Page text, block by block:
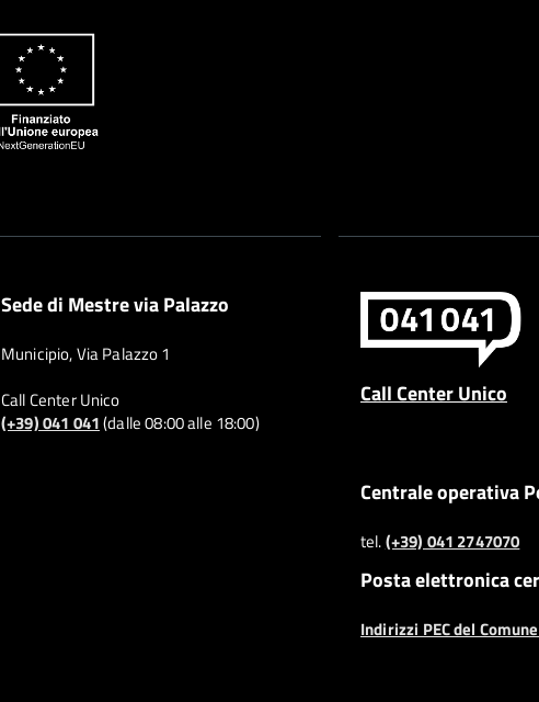
Sede di Mestre via Palazzo
Municipio, Via Palazzo 1
Call Center Unico
(+39) 041 041(dalle 08:00 alle 18:00)
Call Center Unico
Centrale operativa
tel.(+39) 041 2747070
Posta elettronica
Indirizzi PEC del